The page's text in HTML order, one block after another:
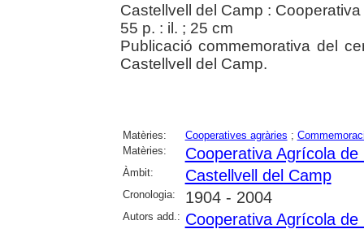
Castellvell del Camp :
55 p. : il. ; 25 cm
Publicació commemorativa del
Castellvell del Camp.
Matèries: Cooperatives agràries ;
Matèries:
Cooperativa Agrícola
Àmbit: Castellvell del Camp
Cronologia: 1904 - 2004
Autors add.: Cooperativa Agrícola